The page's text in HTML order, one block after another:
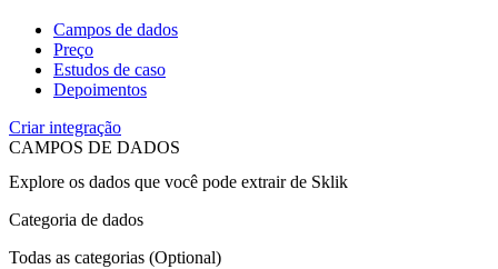
Campos de dados
Preço
Estudos de caso
Depoimentos
Criar integração
CAMPOS DE DADOS
Explore os dados que você pode extrair de Sklik
Categoria de dados
Todas as categorias (Optional)